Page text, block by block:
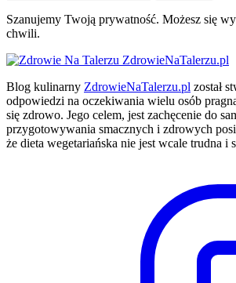
Szanujemy Twoją prywatność. Możesz się
chwili.
ZdrowieNaTalerzu.pl
Blog kulinarny ZdrowieNaTalerzu.pl został
odpowiedzi na oczekiwania wielu osób
się zdrowo. Jego celem, jest zachęcenie do
przygotowywania smacznych i zdrowych
że dieta wegetariańska nie jest wcale trudna i